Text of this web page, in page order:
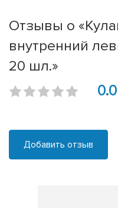
Отзывы о
внутренний
20 шл.»
0.0
Добавить отзыв